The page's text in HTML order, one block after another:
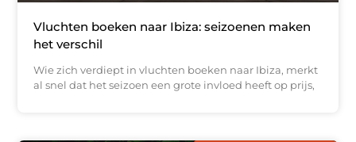
Vluchten boeken naar Ibiza: seizoenen maken
het verschil
Wie zich verdiept in vluchten boeken naar Ibiza, merkt
al snel dat het seizoen een grote invloed heeft op prijs,